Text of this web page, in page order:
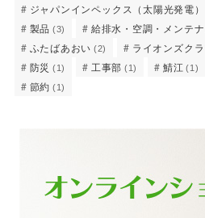
ジャパンインペックス（太陽光発電）
製品 (3) 給排水・空調・メンテナ
ふたばあおい (2) ライオンズク
防災 (1) 工事部 (1) 鯖江 (1)
節約 (1)